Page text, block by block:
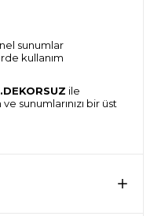
sunumlar
kullanım
ile
sunumlarınızı bir üst